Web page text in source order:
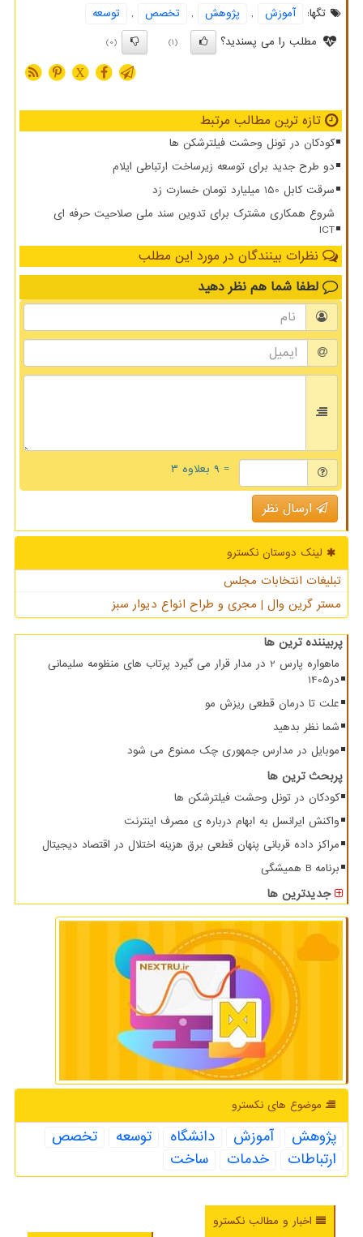
تگها:
آموزش , پژوهش , تخصص ,
توسعه
مطلب را می پسندید؟
(1)
(0)
X
تازه ترین مطالب مرتبط
کودکان در تونل وحشت فیلترشکن ها
دو طرح جدید برای توسعه زیرساخت ارتباطی ایلام
سرقت کابل 150 میلیارد تومان خسارت زد
شروع همکاری مشترک برای تدوین سند ملی صلاحیت حرفه ای
ICT
نظرات بینندگان در مورد این مطلب
لطفا شما هم نظر دهید
= ۹ بعلاوه ۳
ارسال نظر
لینک دوستان نكسترو
تبلیغات انتخابات مجلس
مستر گرین وال | مجری و طراح انواع دیوار سبز
پربیننده ترین ها
ماهواره پارس 2 در مدار قرار می گیرد پرتاب های منظومه سلیمانی
در1405
علت تا درمان قطعی ریزش مو
شما نظر بدهید
موبایل در مدارس جمهوری چک ممنوع می شود
پربحث ترین ها
کودکان در تونل وحشت فیلترشکن ها
واکنش ایرانسل به ابهام درباره ی مصرف اینترنت
مراکز داده قربانی پنهان قطعی برق هزینه اختلال در اقتصاد دیجیتال
برنامه B همیشگی
جدیدترین ها
موضوع های نكسترو
پژوهش آموزش دانشگاه توسعه
تخصص
ارتباطات
خدمات ساخت
اخبار و مطالب نکسترو